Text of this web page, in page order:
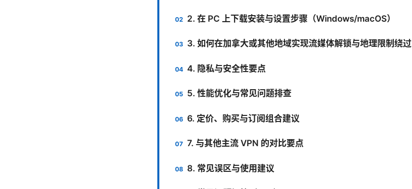
2. 在 PC 上下载安装与设置步骤（Windows/macOS）
3. 如何在加拿大或其他地域实现流媒体解锁与地理限制绕过
4. 隐私与安全性要点
5. 性能优化与常见问题排查
6. 定价、购买与订阅组合建议
7. 与其他主流 VPN 的对比要点
8. 常见误区与使用建议